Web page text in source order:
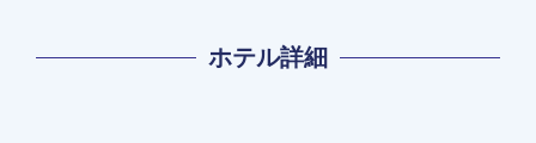
ホテル詳細